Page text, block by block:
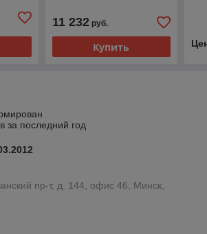
11 232руб.
Купить
за последний год
пр-т, д. 144, офис 46, Минск,